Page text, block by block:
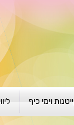
וימי כיף